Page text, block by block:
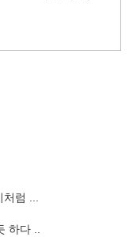
럼 ...
하다 ..